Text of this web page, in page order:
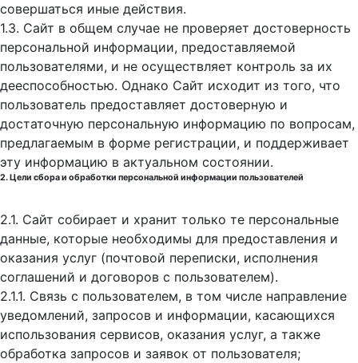
совершаться иные действия.
1.3. Сайт в общем случае не проверяет достоверность
персональной информации, предоставляемой
пользователями, и не осуществляет контроль за их
дееспособностью. Однако Сайт исходит из того, что
пользователь предоставляет достоверную и
достаточную персональную информацию по вопросам,
предлагаемым в форме регистрации, и поддерживает
эту информацию в актуальном состоянии.
2. Цели сбора и обработки персональной информации пользователей
2.1. Сайт собирает и хранит только те персональные
данные, которые необходимы для предоставления и
оказания услуг (почтовой переписки, исполнения
соглашений и договоров с пользователем).
2.1.1. Связь с пользователем, в том числе направление
уведомлений, запросов и информации, касающихся
использования сервисов, оказания услуг, а также
обработка запросов и заявок от пользователя;